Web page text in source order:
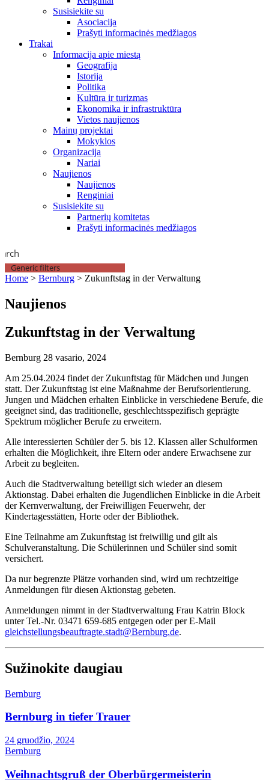
Susisiekite su
Asociacija
Prašyti informacinės medžiagos
Trakai
Informacija apie miestą
Geografija
Istorija
Politika
Kultūra ir turizmas
Ekonomika ir infrastruktūra
Vietos naujienos
Mainų projektai
Mokyklos
Organizacija
Nariai
Naujienos
Naujienos
Renginiai
Susisiekite su
Partnerių komitetas
Prašyti informacinės medžiagos
Generic filters
Home > Bernburg > Zukunftstag in der Verwaltung
Naujienos
Zukunftstag in der Verwaltung
Bernburg 28 vasario, 2024
Am 25.04.2024 findet der Zukunftstag für Mädchen und Jungen
statt. Der Zukunftstag ist eine Maßnahme der Berufsorientierung.
Jungen und Mädchen erhalten Einblicke in verschiedene Berufe, die
geeignet sind, das traditionelle, geschlechtsspezifisch geprägte
Spektrum möglicher Berufe zu erweitern.
Alle interessierten Schüler der 5. bis 12. Klassen aller Schulformen
erhalten die Möglichkeit, ihre Eltern oder andere Erwachsene zur
Arbeit zu begleiten.
Auch die Stadtverwaltung beteiligt sich wieder an diesem
Aktionstag. Dabei erhalten die Jugendlichen Einblicke in die Arbeit
der Kernverwaltung, der Freiwilligen Feuerwehr, der
Kindertagesstätten, Horte oder der Bibliothek.
Eine Teilnahme am Zukunftstag ist freiwillig und gilt als
Schulveranstaltung. Die Schülerinnen und Schüler sind somit
versichert.
Da nur begrenzte Plätze vorhanden sind, wird um rechtzeitige
Anmeldungen für diesen Aktionstag gebeten.
Anmeldungen nimmt in der Stadtverwaltung Frau Katrin Block
unter Tel.-Nr. 03471 659-685 entgegen oder per E-Mail
gleichstellungsbeauftragte.stadt@Bernburg.de.
Sužinokite daugiau
Bernburg
Bernburg in tiefer Trauer
24 gruodžio, 2024
Bernburg
Weihnachtsgruß der Oberbürgermeisterin